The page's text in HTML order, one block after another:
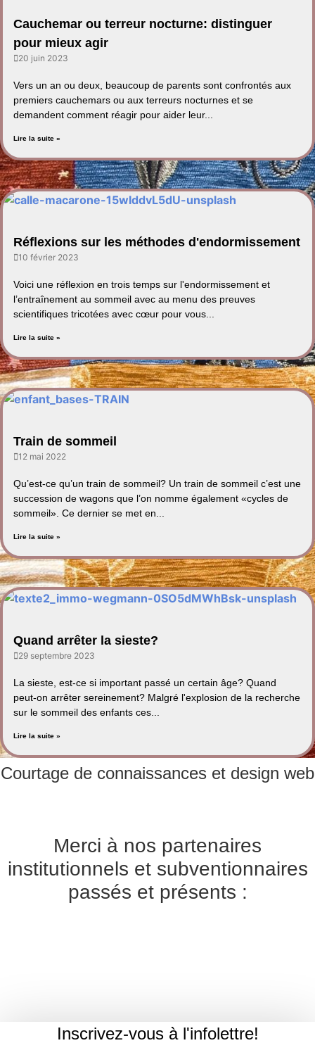
Cauchemar ou terreur nocturne: distinguer
pour mieux agir
20 juin 2023
Vers un an ou deux, beaucoup de parents sont confrontés aux
premiers cauchemars ou aux terreurs nocturnes et se
demandent comment réagir pour aider leur...
Lire la suite »
Réflexions sur les méthodes d'endormissement
10 février 2023
Voici une réflexion en trois temps sur l'endormissement et
l’entraînement au sommeil avec au menu des preuves
scientifiques tricotées avec cœur pour vous...
Lire la suite »
Train de sommeil
12 mai 2022
Qu’est-ce qu’un train de sommeil? Un train de sommeil c’est une
succession de wagons que l’on nomme également «cycles de
sommeil». Ce dernier se met en...
Lire la suite »
Quand arrêter la sieste?
29 septembre 2023
La sieste, est-ce si important passé un certain âge? Quand
peut-on arrêter sereinement? Malgré l'explosion de la recherche
sur le sommeil des enfants ces...
Lire la suite »
Courtage de connaissances et design web
Merci à nos partenaires
institutionnels et subventionnaires
passés et présents :
Inscrivez-vous à l'infolettre!